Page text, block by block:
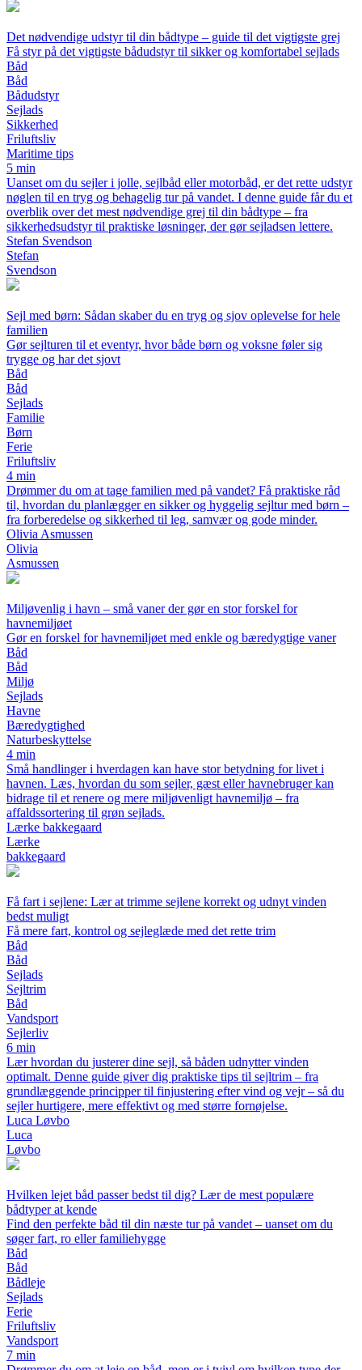
Det nødvendige udstyr til din bådtype – guide til det vigtigste grej
Få styr på det vigtigste bådudstyr til sikker og komfortabel sejlads
Båd
Båd
Bådudstyr
Sejlads
Sikkerhed
Friluftsliv
Maritime tips
5 min
Uanset om du sejler i jolle, sejlbåd eller motorbåd, er det rette udstyr
nøglen til en tryg og behagelig tur på vandet. I denne guide får du et
overblik over det mest nødvendige grej til din bådtype – fra
sikkerhedsudstyr til praktiske løsninger, der gør sejladsen lettere.
Stefan Svendson
Stefan
Svendson
Sejl med børn: Sådan skaber du en tryg og sjov oplevelse for hele
familien
Gør sejlturen til et eventyr, hvor både børn og voksne føler sig
trygge og har det sjovt
Båd
Båd
Sejlads
Familie
Børn
Ferie
Friluftsliv
4 min
Drømmer du om at tage familien med på vandet? Få praktiske råd
til, hvordan du planlægger en sikker og hyggelig sejltur med børn –
fra forberedelse og sikkerhed til leg, samvær og gode minder.
Olivia Asmussen
Olivia
Asmussen
Miljøvenlig i havn – små vaner der gør en stor forskel for
havnemiljøet
Gør en forskel for havnemiljøet med enkle og bæredygtige vaner
Båd
Båd
Miljø
Sejlads
Havne
Bæredygtighed
Naturbeskyttelse
4 min
Små handlinger i hverdagen kan have stor betydning for livet i
havnen. Læs, hvordan du som sejler, gæst eller havnebruger kan
bidrage til et renere og mere miljøvenligt havnemiljø – fra
affaldssortering til grøn sejlads.
Lærke bakkegaard
Lærke
bakkegaard
Få fart i sejlene: Lær at trimme sejlene korrekt og udnyt vinden
bedst muligt
Få mere fart, kontrol og sejleglæde med det rette trim
Båd
Båd
Sejlads
Sejltrim
Båd
Vandsport
Sejlerliv
6 min
Lær hvordan du justerer dine sejl, så båden udnytter vinden
optimalt. Denne guide giver dig praktiske tips til sejltrim – fra
grundlæggende principper til finjustering efter vind og vejr – så du
sejler hurtigere, mere effektivt og med større fornøjelse.
Luca Løvbo
Luca
Løvbo
Hvilken lejet båd passer bedst til dig? Lær de mest populære
bådtyper at kende
Find den perfekte båd til din næste tur på vandet – uanset om du
søger fart, ro eller familiehygge
Båd
Båd
Bådleje
Sejlads
Ferie
Friluftsliv
Vandsport
7 min